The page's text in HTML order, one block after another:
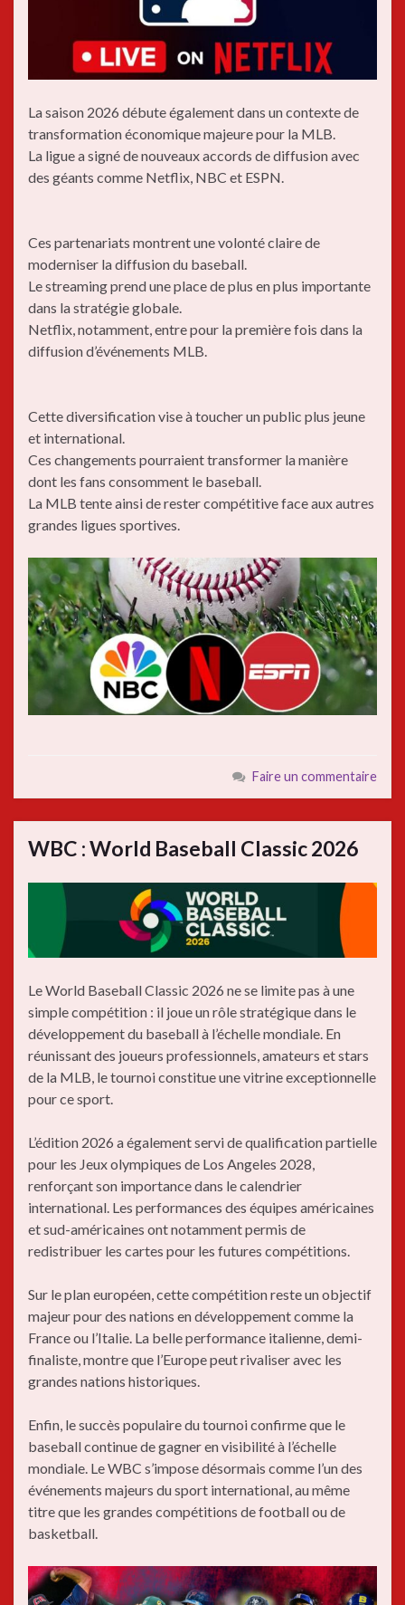
La saison 2026 débute également dans un contexte de
transformation économique majeure pour la MLB.
La ligue a signé de nouveaux accords de diffusion avec
des géants comme Netflix, NBC et ESPN.
Ces partenariats montrent une volonté claire de
moderniser la diffusion du baseball.
Le streaming prend une place de plus en plus importante
dans la stratégie globale.
Netflix, notamment, entre pour la première fois dans la
diffusion d’événements MLB.
Cette diversification vise à toucher un public plus jeune
et international.
Ces changements pourraient transformer la manière
dont les fans consomment le baseball.
La MLB tente ainsi de rester compétitive face aux autres
grandes ligues sportives.
Faire un commentaire
WBC : World Baseball Classic 2026
Le World Baseball Classic 2026 ne se limite pas à une
simple compétition : il joue un rôle stratégique dans le
développement du baseball à l’échelle mondiale. En
réunissant des joueurs professionnels, amateurs et stars
de la MLB, le tournoi constitue une vitrine exceptionnelle
pour ce sport.
L’édition 2026 a également servi de qualification partielle
pour les Jeux olympiques de Los Angeles 2028,
renforçant son importance dans le calendrier
international. Les performances des équipes américaines
et sud-américaines ont notamment permis de
redistribuer les cartes pour les futures compétitions.
Sur le plan européen, cette compétition reste un objectif
majeur pour des nations en développement comme la
France ou l’Italie. La belle performance italienne, demi-
finaliste, montre que l’Europe peut rivaliser avec les
grandes nations historiques.
Enfin, le succès populaire du tournoi confirme que le
baseball continue de gagner en visibilité à l’échelle
mondiale. Le WBC s’impose désormais comme l’un des
événements majeurs du sport international, au même
titre que les grandes compétitions de football ou de
basketball.